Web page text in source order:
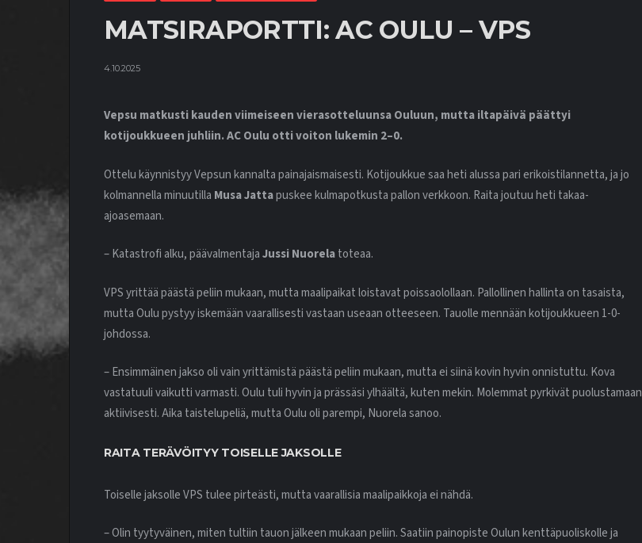
MATSIRAPORTTI: AC OULU – VPS
4.10.2025
Vepsu matkusti kauden viimeiseen vierasotteluunsa Ouluun, mutta iltapäivä päättyi
kotijoukkueen juhliin. AC Oulu otti voiton lukemin 2–0.
Ottelu käynnistyy Vepsun kannalta painajaismaisesti. Kotijoukkue saa heti alussa pari erikoistilannetta, ja jo
kolmannella minuutilla Musa Jattapuskee kulmapotkusta pallon verkkoon. Raita joutuu heti takaa-
ajoasemaan.
– Katastrofi alku, päävalmentajaJussi Nuorelatoteaa.
VPS yrittää päästä peliin mukaan, mutta maalipaikat loistavat poissaolollaan. Pallollinen hallinta on tasaista,
mutta Oulu pystyy iskemään vaarallisesti vastaan useaan otteeseen. Tauolle mennään kotijoukkueen 1-0-
johdossa.
– Ensimmäinen jakso oli vain yrittämistä päästä peliin mukaan, mutta ei siinä kovin hyvin onnistuttu. Kova
vastatuuli vaikutti varmasti. Oulu tuli hyvin ja prässäsi ylhäältä, kuten mekin. Molemmat pyrkivät puolustamaan
aktiivisesti. Aika taistelupeliä, mutta Oulu oli parempi, Nuorela sanoo.
RAITA TERÄVÖITYY TOISELLE JAKSOLLE
Toiselle jaksolle VPS tulee pirteästi, mutta vaarallisia maalipaikkoja ei nähdä.
– Olin tyytyväinen, miten tultiin tauon jälkeen mukaan peliin. Saatiin painopiste Oulun kenttäpuoliskolle ja